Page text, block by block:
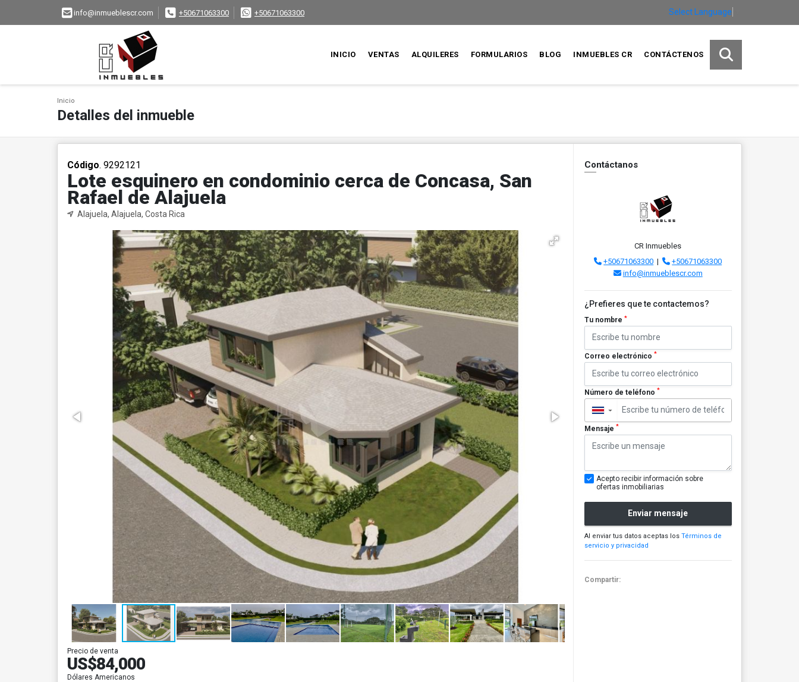
info@inmueblescr.com +50671063300 +50671063300 Select Language
INICIO VENTAS ALQUILERES FORMULARIOS BLOG INMUEBLES CR CONTÁCTENOS
Inicio
Detalles del inmueble
Código. 9292121
Lote esquinero en condominio cerca de Concasa, San
Rafael de Alajuela
Alajuela, Alajuela, Costa Rica
Precio de venta
US$84,000
Dólares Americanos
Contáctanos
CR Inmuebles
+50671063300 |
+50671063300
info@inmueblescr.com
¿Prefieres que te contactemos?
Tu nombre *
Correo electrónico *
Número de teléfono *
▼
Mensaje *
Acepto recibir información sobre
ofertas inmobiliarias
Enviar mensaje
Al enviar tus datos aceptas los Términos de
servicio y privacidad
Compartir: